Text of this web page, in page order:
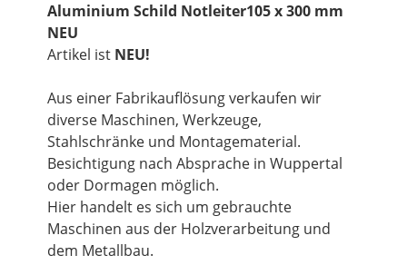
Aluminium Schild Notleiter105 x 300 mm
NEU
Artikel ist NEU!
Aus einer Fabrikauflösung verkaufen wir
diverse Maschinen, Werkzeuge,
Stahlschränke und Montagematerial.
Besichtigung nach Absprache in Wuppertal
oder Dormagen möglich.
Hier handelt es sich um gebrauchte
Maschinen aus der Holzverarbeitung und
dem Metallbau.